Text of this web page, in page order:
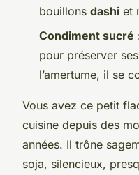
bouillons dashi et
Condiment sucré
pour préserver
l’amertume, il se
Vous avez ce petit
cuisine depuis des
années. Il trône
soja, silencieux,